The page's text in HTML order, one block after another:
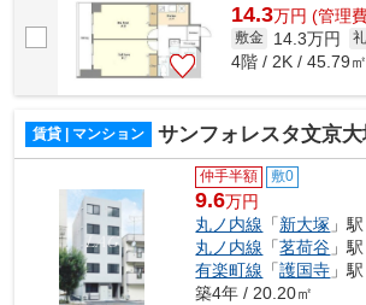
14.3万円 (管理
敷金 14.3万円
4階 / 2K / 45.79㎡
賃貸 | マンション サンフォレスタ文京
仲手半額 敷0
9.6万円
丸ノ内線 「新大塚 」
丸ノ内線 「茗荷谷 」
有楽町線 「護国寺 」
築4年 / 20.20㎡